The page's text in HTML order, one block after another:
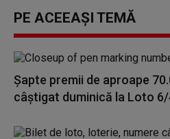
PE ACEEAȘI TEMĂ
Şapte premii de aproape
câştigat duminică la Loto 6/